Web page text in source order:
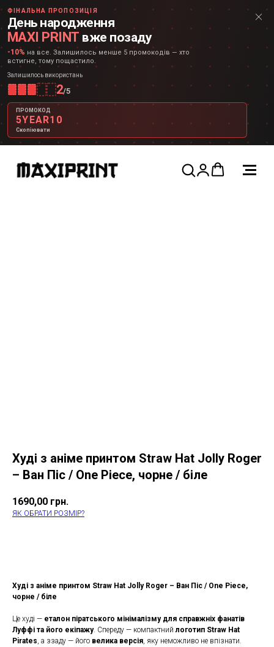
ФІНАЛЬНА ПРОПОЗИЦІЯ
День народження
MAXI PRINT вже позаду
-10% на все. Залишилось менше 5 промокодів — хто
встигне, тому пощастило.
Залишилось використань
2/5
ПРОМОКОД
5YEAR10
Скопіювати
Худі з аніме принтом Straw Hat Jolly Roger
– Ван Піс / One Piece, чорне / біле
1690,00 грн.
ЯК ОБРАТИ РОЗМІР?
Худі з аніме принтом Straw Hat Jolly Roger – Ван Піс / One Piece,
чорне / біле
Це худі — еталон піратського мінімалізму для справжніх фанатів
Луффі та його екіпажу. Спереду — компактнийлоготип Straw Hat
Pirates, а ззаду — його велика версія, яку неможливо не впізнати.